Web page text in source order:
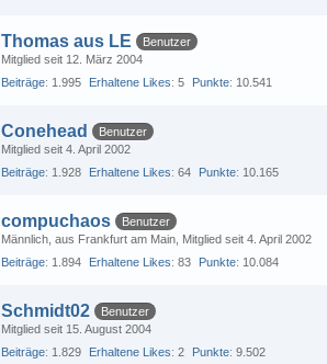
Thomas aus LE
Benutzer
Mitglied seit 12. März 2004
Beiträge 1.995 Erhaltene Likes 5 Punkte 10.541
Conehead
Benutzer
Mitglied seit 4. April 2002
Beiträge 1.928 Erhaltene Likes 64 Punkte 10.165
compuchaos
Benutzer
Männlich aus Frankfurt am Main Mitglied seit 4. April 2002
Beiträge 1.894 Erhaltene Likes 83 Punkte 10.084
Schmidt02
Benutzer
Mitglied seit 15. August 2004
Beiträge 1.829 Erhaltene Likes 2 Punkte 9.502